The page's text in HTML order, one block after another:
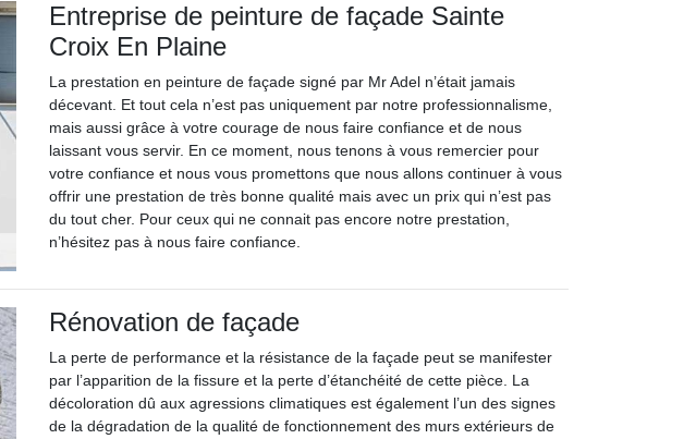
Entreprise de peinture de façade Sainte
Croix En Plaine
La prestation en peinture de façade signé par Mr Adel n’était jamais
décevant. Et tout cela n’est pas uniquement par notre professionnalisme,
mais aussi grâce à votre courage de nous faire confiance et de nous
laissant vous servir. En ce moment, nous tenons à vous remercier pour
votre confiance et nous vous promettons que nous allons continuer à vous
offrir une prestation de très bonne qualité mais avec un prix qui n’est pas
du tout cher. Pour ceux qui ne connait pas encore notre prestation,
n’hésitez pas à nous faire confiance.
Rénovation de façade
La perte de performance et la résistance de la façade peut se manifester
par l’apparition de la fissure et la perte d’étanchéité de cette pièce. La
décoloration dû aux agressions climatiques est également l’un des signes
de la dégradation de la qualité de fonctionnement des murs extérieurs de